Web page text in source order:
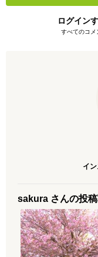
ログイン
すべてのコメ
イ
sakura さんの投